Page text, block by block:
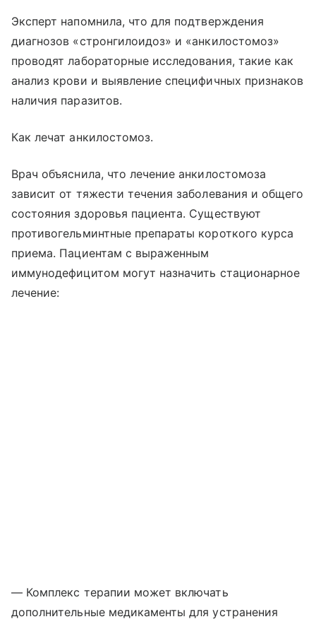
Эксперт напомнила, что для подтверждения
диагнозов «стронгилоидоз» и «анкилостомоз»
проводят лабораторные исследования, такие как
анализ крови и выявление специфичных признаков
наличия паразитов.
Как лечат анкилостомоз.
Врач объяснила, что лечение анкилостомоза
зависит от тяжести течения заболевания и общего
состояния здоровья пациента. Существуют
противогельминтные препараты короткого курса
приема. Пациентам с выраженным
иммунодефицитом могут назначить стационарное
лечение:
— Комплекс терапии может включать
дополнительные медикаменты для устранения